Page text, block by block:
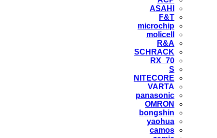
ASAHI
F&T
microchip
molicell
R&A
SCHRACK
RX_70
S
NITECORE
VARTA
panasonic
OMRON
bongshin
yaohua
camos